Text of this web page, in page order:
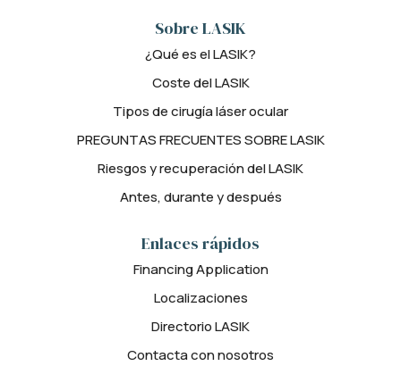
Sobre LASIK
¿Qué es el LASIK?
Coste del LASIK
Tipos de cirugía láser ocular
PREGUNTAS FRECUENTES SOBRE LASIK
Riesgos y recuperación del LASIK
Antes, durante y después
Enlaces rápidos
Financing Application
Localizaciones
Directorio LASIK
Contacta con nosotros